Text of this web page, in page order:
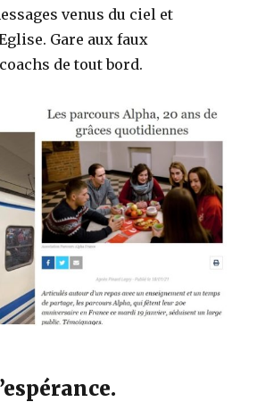
venus du ciel et
Gare aux faux
de tout bord.